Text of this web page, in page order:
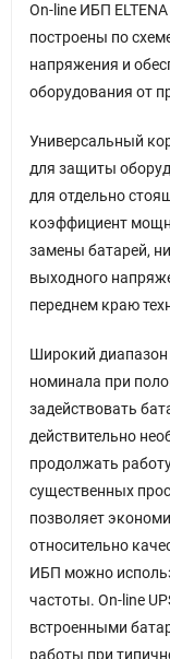
On-line ИБП
построены по
напряжения и
оборудования от
Универсальный
для защиты
для отдельно
коэффициент
замены батарей,
выходного
переднем краю
Широкий диапазон
номинала при
задействовать
действительно
продолжать
существенных
позволяет
относительно
ИБП можно
частоты. On-line
встроенными
работы при